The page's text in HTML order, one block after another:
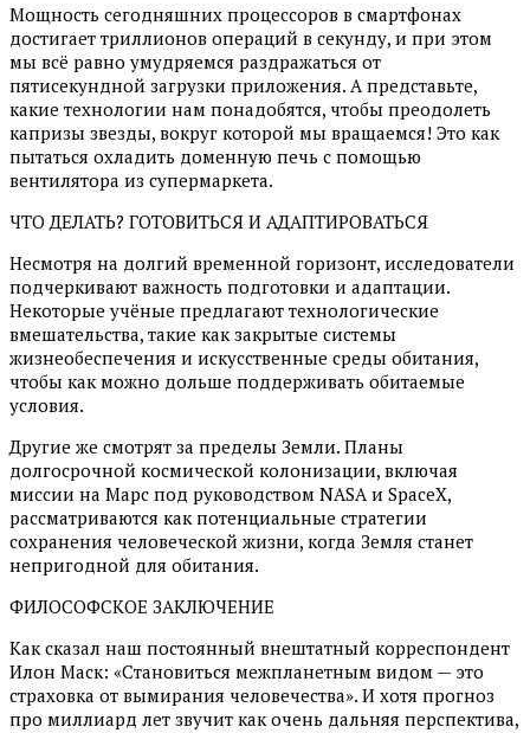
Мощность сегодняшних процессоров в смартфонах
достигает триллионов операций в секунду, и при этом
мы всё равно умудряемся раздражаться от
пятисекундной загрузки приложения. А представьте,
какие технологии нам понадобятся, чтобы преодолеть
капризы звезды, вокруг которой мы вращаемся! Это как
пытаться охладить доменную печь с помощью
вентилятора из супермаркета.
ЧТО ДЕЛАТЬ? ГОТОВИТЬСЯ И АДАПТИРОВАТЬСЯ
Несмотря на долгий временной горизонт, исследователи
подчеркивают важность подготовки и адаптации.
Некоторые учёные предлагают технологические
вмешательства, такие как закрытые системы
жизнеобеспечения и искусственные среды обитания,
чтобы как можно дольше поддерживать обитаемые
условия.
Другие же смотрят за пределы Земли. Планы
долгосрочной космической колонизации, включая
миссии на Марс под руководством NASA и SpaceX,
рассматриваются как потенциальные стратегии
сохранения человеческой жизни, когда Земля станет
непригодной для обитания.
ФИЛОСОФСКОЕ ЗАКЛЮЧЕНИЕ
Как сказал наш постоянный внештатный корреспондент
Илон Маск: «Становиться межпланетным видом — это
страховка от вымирания человечества». И хотя прогноз
про миллиард лет звучит как очень дальняя перспектива,